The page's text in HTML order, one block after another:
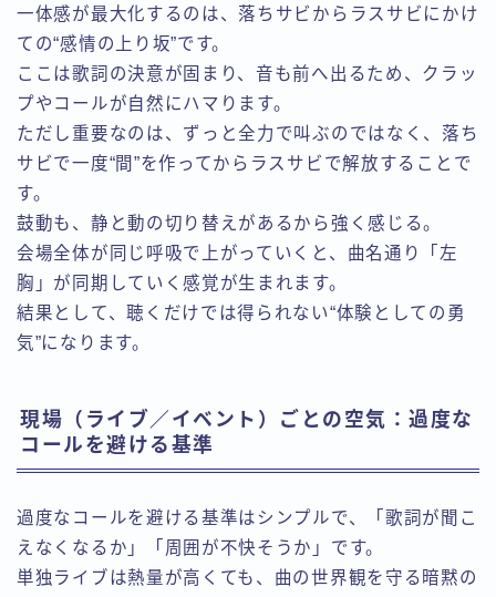
一体感が最大化するのは、落ちサビからラスサビにかけ
ての“感情の上り坂”です。
ここは歌詞の決意が固まり、音も前へ出るため、クラッ
プやコールが自然にハマります。
ただし重要なのは、ずっと全力で叫ぶのではなく、落ち
サビで一度“間”を作ってからラスサビで解放することで
す。
鼓動も、静と動の切り替えがあるから強く感じる。
会場全体が同じ呼吸で上がっていくと、曲名通り「左
胸」が同期していく感覚が生まれます。
結果として、聴くだけでは得られない“体験としての勇
気”になります。
現場（ライブ／イベント）ごとの空気：過度な
コールを避ける基準
過度なコールを避ける基準はシンプルで、「歌詞が聞こ
えなくなるか」「周囲が不快そうか」です。
単独ライブは熱量が高くても、曲の世界観を守る暗黙の